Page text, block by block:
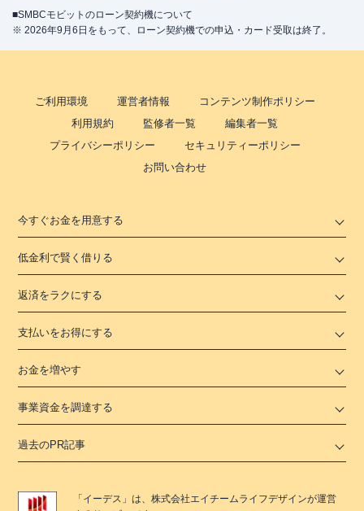
■SMBCモビットのローン契約機について
※ 2026年9月6日をもって、ローン契約機での申込・カード受取は終了。
ご利用環境 運営者情報
コンテンツ制作ポリシー
利用規約
監修者一覧
編集者一覧
プライバシーポリシー
セキュリティーポリシー
お問い合わせ
今すぐお金を用意する
低金利で賢く借りる
返済をラクにする
支払いをお得にする
お金を増やす
事業資金を調達する
過去のPR記事
「 イーデス 」は、株式会社エイチームライフデザインが運営